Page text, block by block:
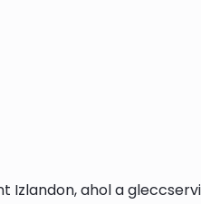
Izlandon, ahol a